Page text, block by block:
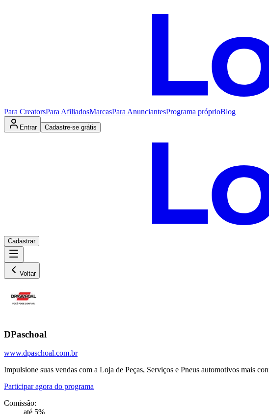
Para CreatorsPara AfiliadosMarcasPara AnunciantesPrograma próprioBlog
Entrar Cadastre-se grátis
Cadastrar
Voltar
DPaschoal
www.dpaschoal.com.br
Impulsione suas vendas com a Loja de Peças, Serviços e Pneus automotivos mais
Participar agora do programa
Comissão:
até 5%